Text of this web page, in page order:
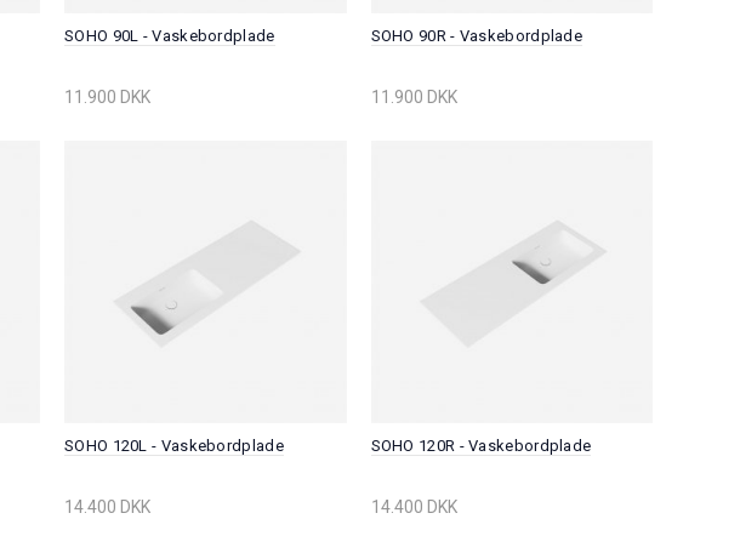
SOHO 90L - Vaskebordplade
11.900 DKK
SOHO 90R - Vaskebordplade
11.900 DKK
SOHO 120L - Vaskebordplade
14.400 DKK
SOHO 120R - Vaskebordplade
14.400 DKK